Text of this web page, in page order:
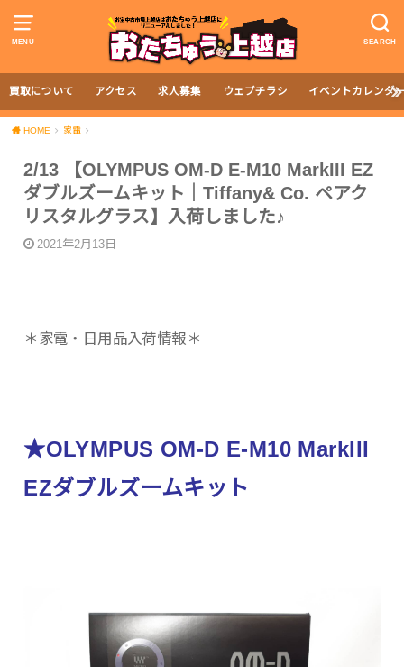
MENU SEARCH
買取について アクセス 求人募集 ウェブチラシ イベントカレンダ
HOME 家電
2/13 【OLYMPUS OM-D E-M10 MarkIII EZ
ダブルズームキット｜Tiffany& Co. ペアク
リスタルグラス】入荷しました♪
2021年2月13日
＊家電・日用品入荷情報＊
★OLYMPUS OM-D E-M10 MarkIII
EZダブルズームキット